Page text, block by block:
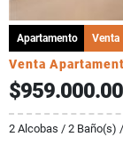
Apartamento Venta
Venta
2 Alcobas / 2 Baño(s)